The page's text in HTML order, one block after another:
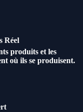
Réel
produits et les
où ils se produisent.